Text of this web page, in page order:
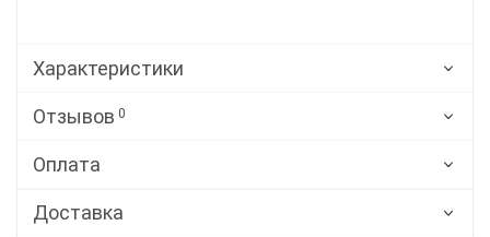
Характеристики
Отзывов 0
Оплата
Доставка